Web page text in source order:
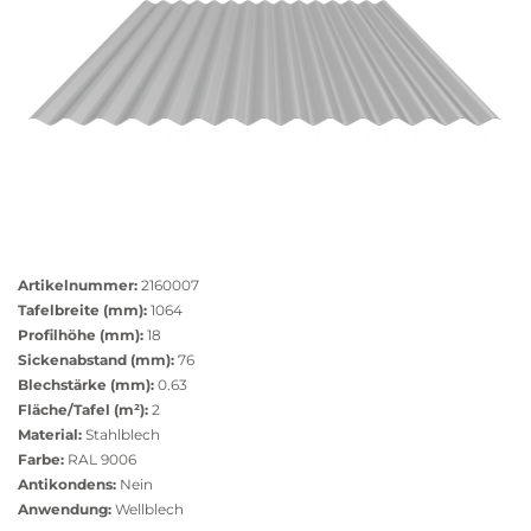
anzeigen
Artikelnummer: 2160007
Tafelbreite (mm): 1064
Profilhöhe (mm): 18
Sickenabstand (mm): 76
Blechstärke (mm): 0.63
Fläche/Tafel (m²): 2
Material: Stahlblech
Farbe: RAL 9006
Antikondens: Nein
Anwendung: Wellblech